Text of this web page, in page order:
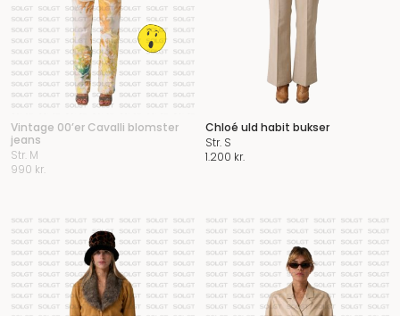
Vintage 00’er Cavalli blomster
jeans
Str. M
990 kr.
Chloé uld habit bukser
Str. S
1.200 kr.